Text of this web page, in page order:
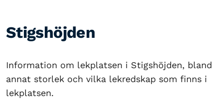
Stigshöjden
Information om lekplatsen i Stigshöjden, bland
annat storlek och vilka lekredskap som finns i
lekplatsen.